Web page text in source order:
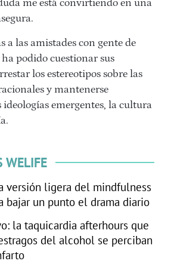
me está convirtiendo en una
a las amistades con gente de
podido cuestionar sus
los estereotipos sobre las
y mantenerse
ideologías emergentes, la cultura
WELIFE
versión ligera del mindfulness
bajar un punto el drama diario
la taquicardia afterhours que
del alcohol se perciban